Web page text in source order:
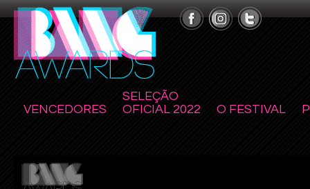
VENCEDORES
SELEÇÃO
OFICIAL 2022
O FESTIVAL